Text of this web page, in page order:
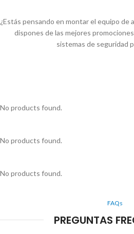
¿Estás pensando en montar el equipo de
dispones de las mejores
sistemas de seguridad
No products found.
No products found.
No products found.
FAQs
PREGUNTAS